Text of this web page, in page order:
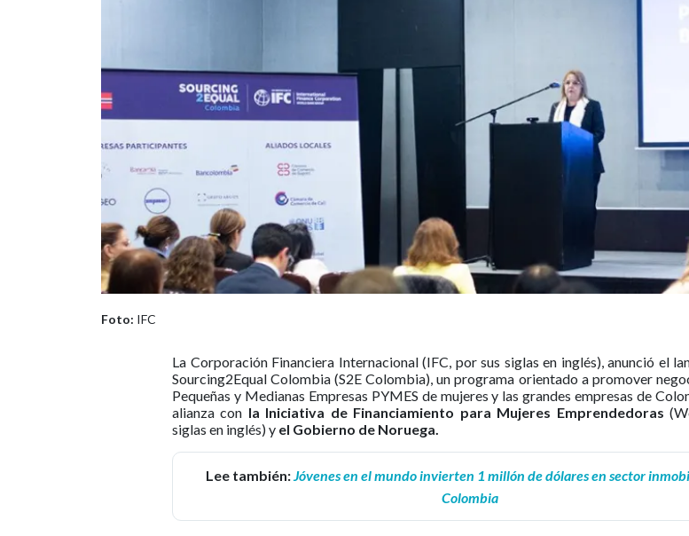
Foto: IFC
La Corporación Financiera Internacional (IFC, por sus siglas en inglés), anunció el
Sourcing2Equal Colombia (S2E Colombia), un programa orientado a promover
Pequeñas y Medianas Empresas PYMES de mujeres y las grandes empresas de
alianza con la Iniciativa de Financiamiento para Mujeres Emprendedoras
siglas en inglés) y el Gobierno de Noruega.
Lee también:Jóvenes en el mundo invierten 1 millón de dólares en sector
Colombia